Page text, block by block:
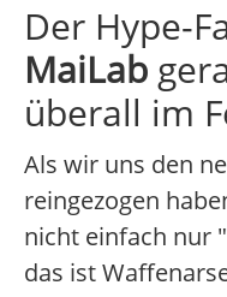
Der Hype-
MaiLab
überall im
Als wir uns den
reingezogen
nicht einfach nur
das ist